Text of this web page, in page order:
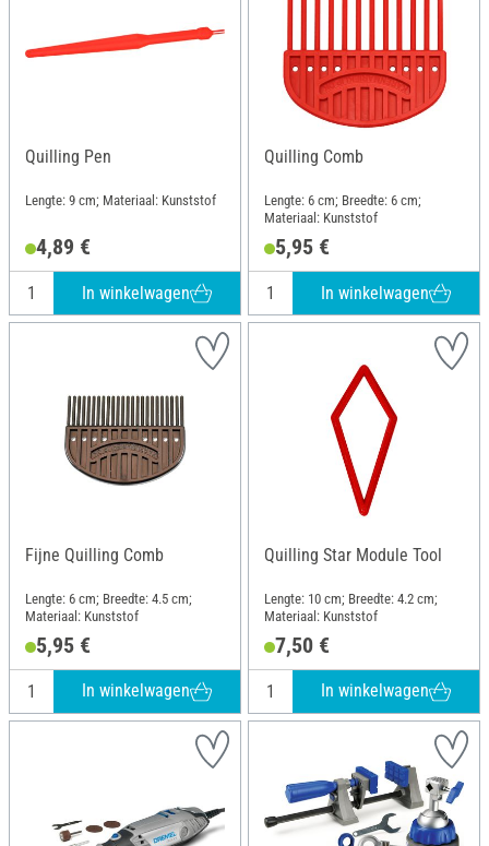
Quilling Pen
Lengte: 9 cm; Materiaal: Kunststof
4,89 €
In winkelwagen
Quilling Comb
Lengte: 6 cm; Breedte: 6 cm;
Materiaal: Kunststof
5,95 €
In winkelwagen
Fijne Quilling Comb
Lengte: 6 cm; Breedte: 4.5 cm;
Materiaal: Kunststof
5,95 €
In winkelwagen
Quilling Star Module Tool
Lengte: 10 cm; Breedte: 4.2 cm;
Materiaal: Kunststof
7,50 €
In winkelwagen